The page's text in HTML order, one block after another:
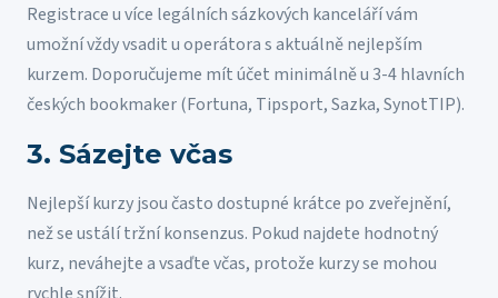
Registrace u více legálních sázkových kanceláří vám
umožní vždy vsadit u operátora s aktuálně nejlepším
kurzem. Doporučujeme mít účet minimálně u 3-4 hlavních
českých bookmaker (Fortuna, Tipsport, Sazka, SynotTIP).
3. Sázejte včas
Nejlepší kurzy jsou často dostupné krátce po zveřejnění,
než se ustálí tržní konsenzus. Pokud najdete hodnotný
kurz, neváhejte a vsaďte včas, protože kurzy se mohou